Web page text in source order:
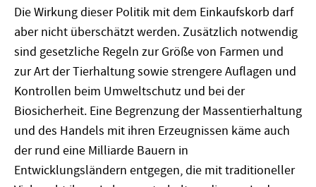
Die Wirkung dieser Politik mit dem Einkaufskorb darf
aber nicht überschätzt werden. Zusätzlich notwendig
sind gesetzliche Regeln zur Größe von Farmen und
zur Art der Tierhaltung sowie strengere Auflagen und
Kontrollen beim Umweltschutz und bei der
Biosicherheit. Eine Begrenzung der Massentierhaltung
und des Handels mit ihren Erzeugnissen käme auch
der rund eine Milliarde Bauern in
Entwicklungsländern entgegen, die mit traditioneller